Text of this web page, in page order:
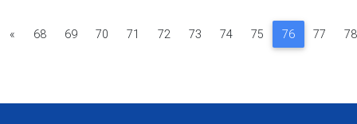
« 68 69 70 71 72 73 74 75 76 77 78